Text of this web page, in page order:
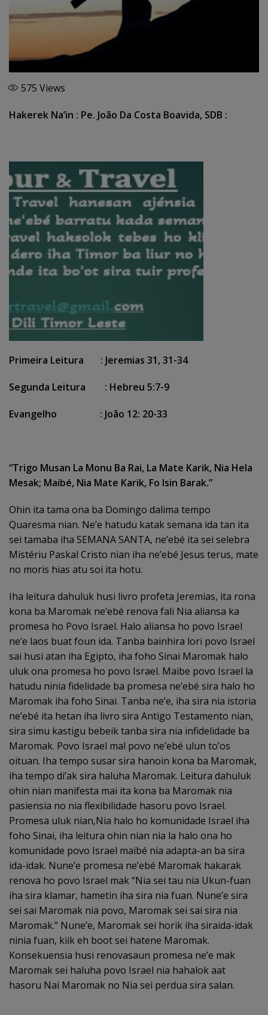
575 Views
Hakerek Na’in : Pe. João Da Costa Boavida, SDB :
Primeira Leitura : Jeremias 31, 31-34
Segunda Leitura : Hebreu 5:7-9
Evangelho : João 12: 20-33
“Trigo Musan La Monu Ba Rai, La Mate Karik, Nia Hela
Mesak; Maibé, Nia Mate Karik, Fo Isin Barak.”
Ohin ita tama ona ba Domingo dalima tempo
Quaresma nian. Ne’e hatudu katak semana ida tan ita
sei tamaba iha SEMANA SANTA, ne’ebé ita sei selebra
Mistériu Paskal Cristo nian iha ne’ebé Jesus terus, mate
no moris hias atu soi ita hotu.
Iha leitura dahuluk husi livro profeta Jeremias, ita rona
kona ba Maromak ne’ebé renova fali Nia aliansa ka
promesa ho Povo Israel. Halo aliansa ho povo Israel
ne’e laos buat foun ida. Tanba bainhira lori povo Israel
sai husi atan iha Egipto, iha foho Sinai Maromak halo
uluk ona promesa ho povo Israel. Maibe povo Israel la
hatudu ninia fidelidade ba promesa ne’ebé sira halo ho
Maromak iha foho Sinai. Tanba ne’e, iha sira nia istoria
ne’ebé ita hetan iha livro sira Antigo Testamento nian,
sira simu kastigu bebeik tanba sira nia infidelidade ba
Maromak. Povo Israel mal povo ne’ebé ulun to’os
oituan. Iha tempo susar sira hanoin kona ba Maromak,
iha tempo di’ak sira haluha Maromak. Leitura dahuluk
ohin nian manifesta mai ita kona ba Maromak nia
pasiensia no nia flexibilidade hasoru povo Israel.
Promesa uluk nian,Nia halo ho komunidade Israel iha
foho Sinai, iha leitura ohin nian nia la halo ona ho
komunidade povo Israel maibé nia adapta-an ba sira
ida-idak. Nune’e promesa ne’ebé Maromak hakarak
renova ho povo Israel mak “Nia sei tau nia Ukun-fuan
iha sira klamar, hametin iha sira nia fuan. Nune’e sira
sei sai Maromak nia povo, Maromak sei sai sira nia
Maromak.” Nune’e, Maromak sei horik iha siraida-idak
ninia fuan, kiik eh boot sei hatene Maromak.
Konsekuensia husi renovasaun promesa ne’e mak
Maromak sei haluha povo Israel nia hahalok aat
hasoru Nai Maromak no Nia sei perdua sira salan.